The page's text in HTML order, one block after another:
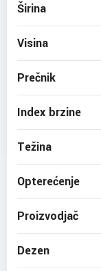
Širina
Visina
Prečnik
Index brzine
Težina
Opterećenje
Proizvodjač
Dezen